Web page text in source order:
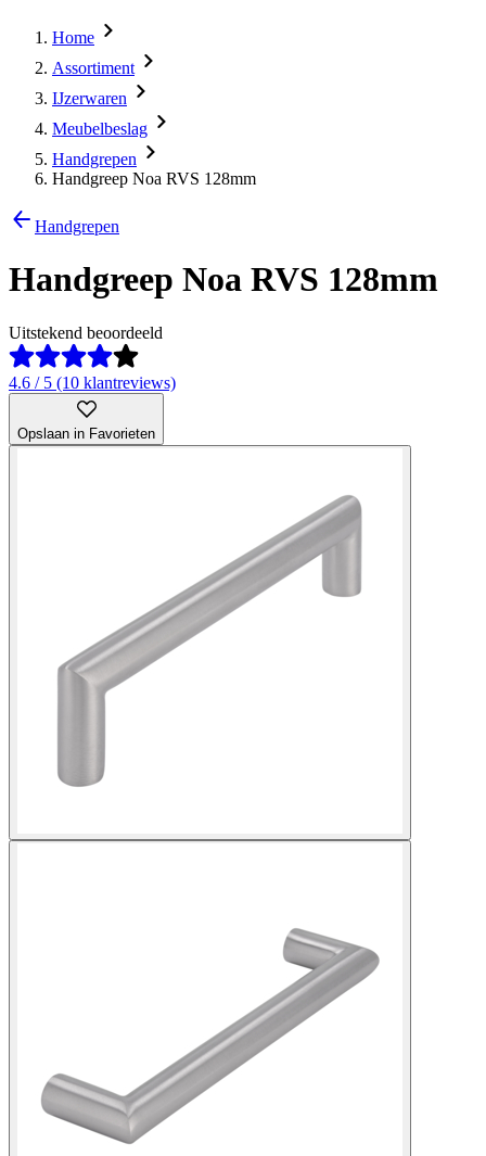
Home
Assortiment
IJzerwaren
Meubelbeslag
Handgrepen
Handgreep Noa RVS 128mm
Handgrepen
Handgreep Noa RVS 128mm
Uitstekend beoordeeld
4.6 / 5 (10 klantreviews)
Opslaan in Favorieten